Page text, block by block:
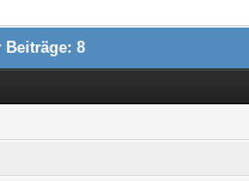
Beiträge: 8